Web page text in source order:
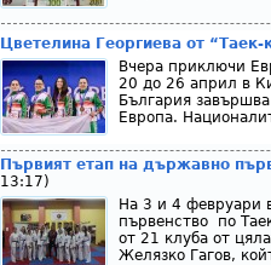
Цветелина Георгиева от
Вчера приключи
20 до 26 април в
България
Европа.
Първият етап на държавно
13:17)
На 3 и 4 февруари
първенство по
от 21 клуба от
Желязко Гагов,